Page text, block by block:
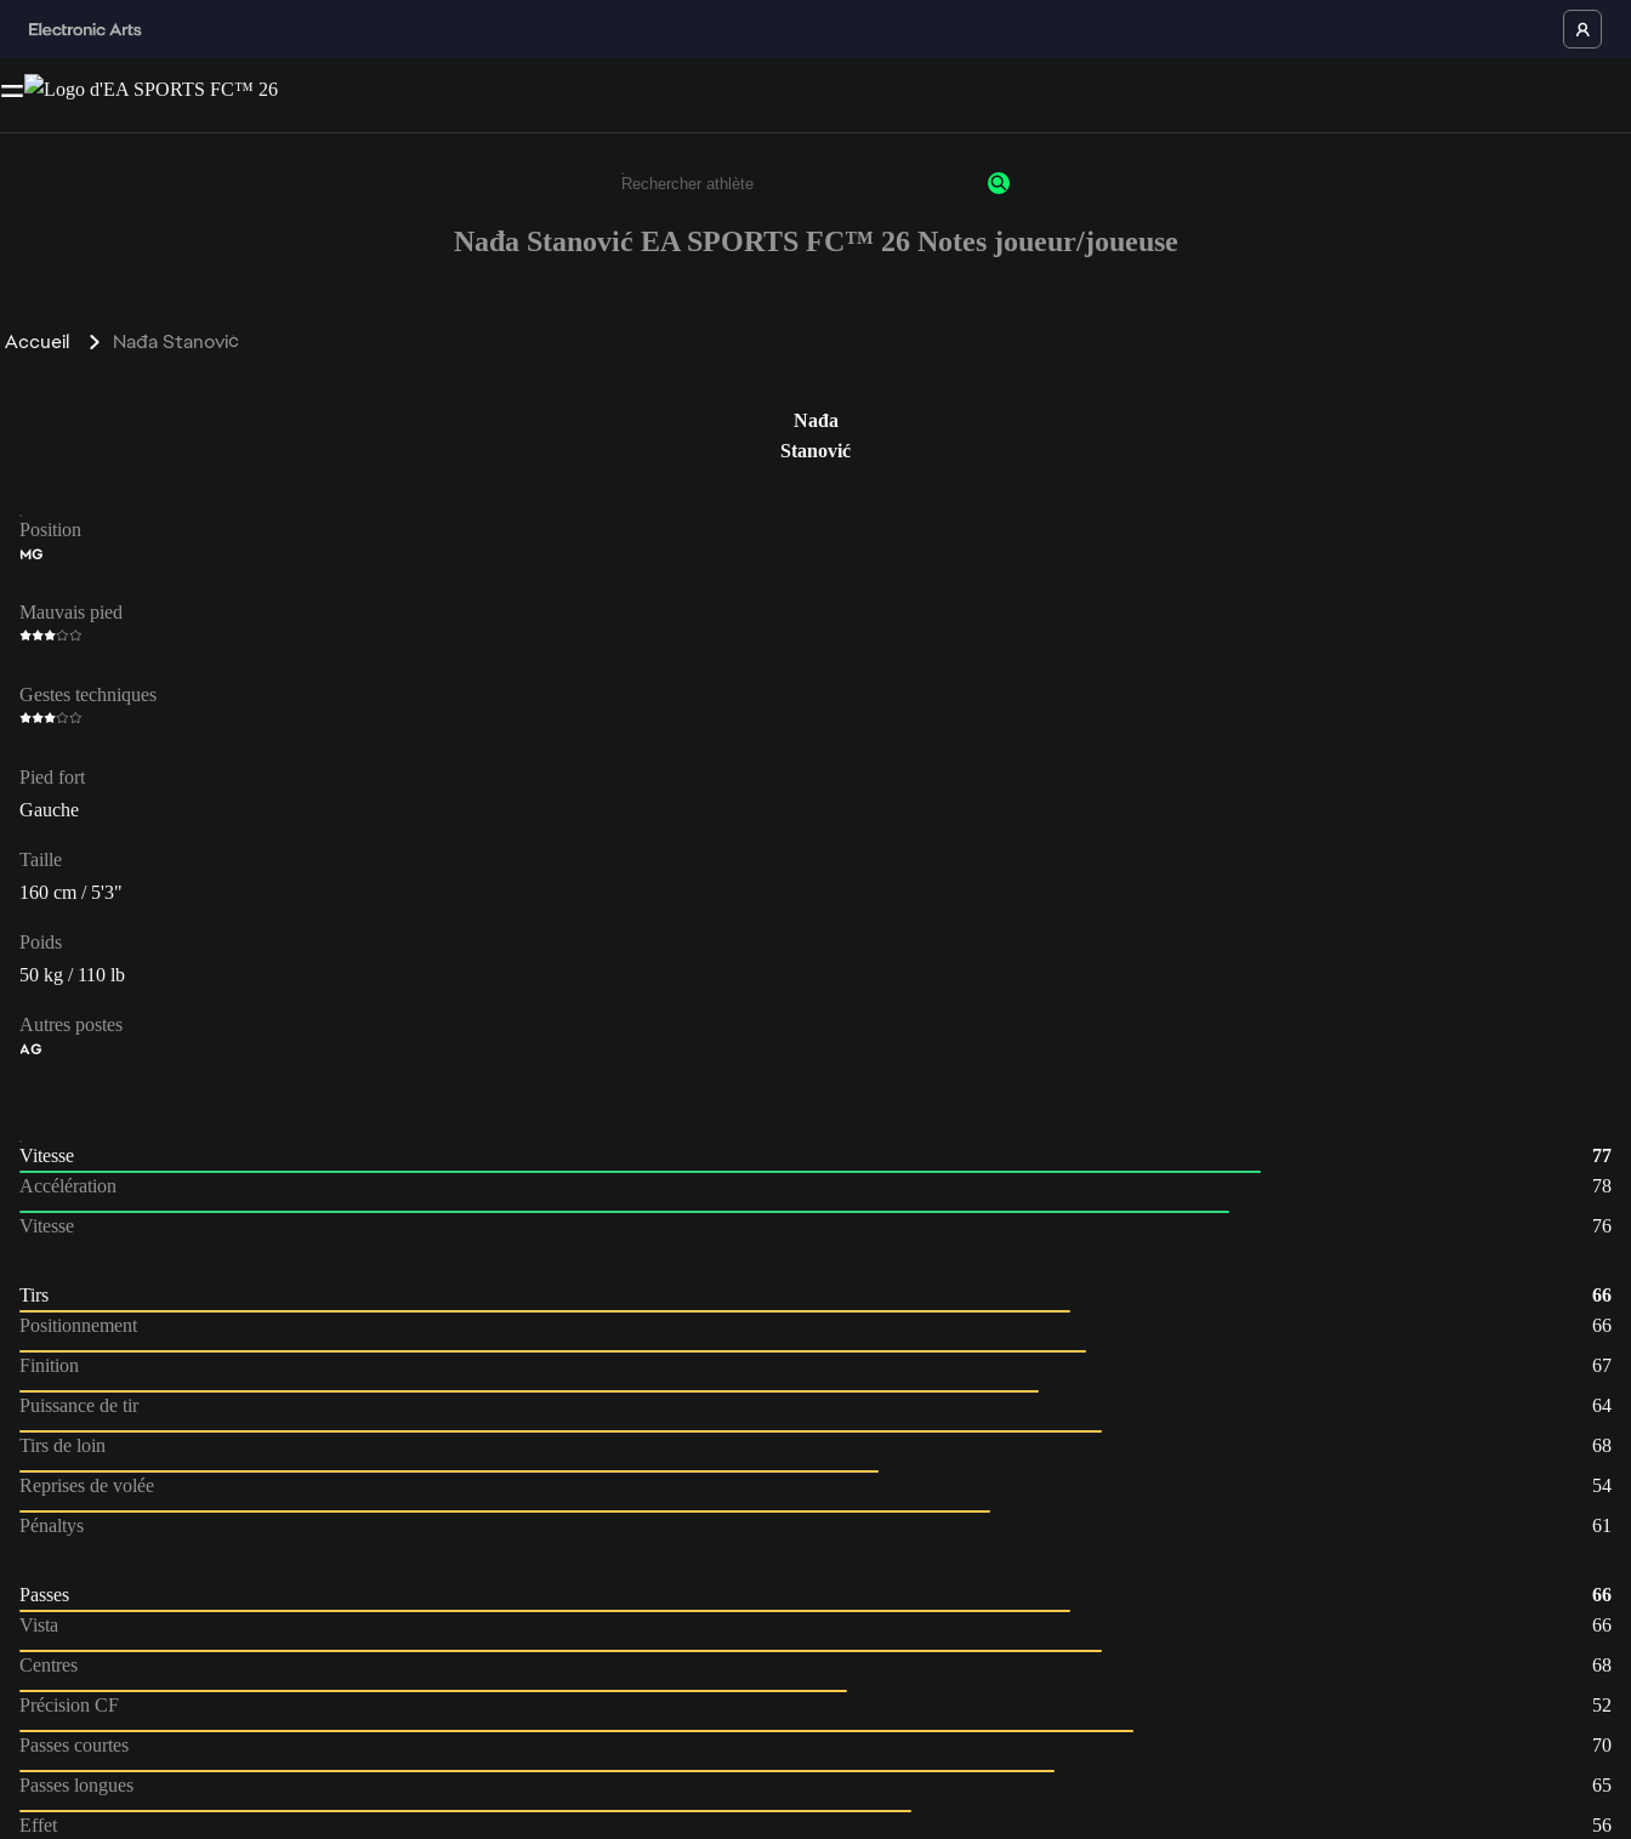
Saisissez au moins 3 caractères ou chiffres.
Nađa Stanović EA SPORTS FC™ 26 Notes joueur/joueuse
Accueil Nađa Stanović
Nađa
Stanović
Position
MG
Mauvais pied
Gestes techniques
Pied fort
Gauche
Taille
160 cm / 5'3"
Poids
50 kg / 110 lb
Autres postes
AG
Vitesse
77
Accélération
78
Vitesse
76
Tirs
66
Positionnement
66
Finition
67
Puissance de tir
64
Tirs de loin
68
Reprises de volée
54
Pénaltys
61
Passes
66
Vista
66
Centres
68
Précision CF
52
Passes courtes
70
Passes longues
65
Effet
56